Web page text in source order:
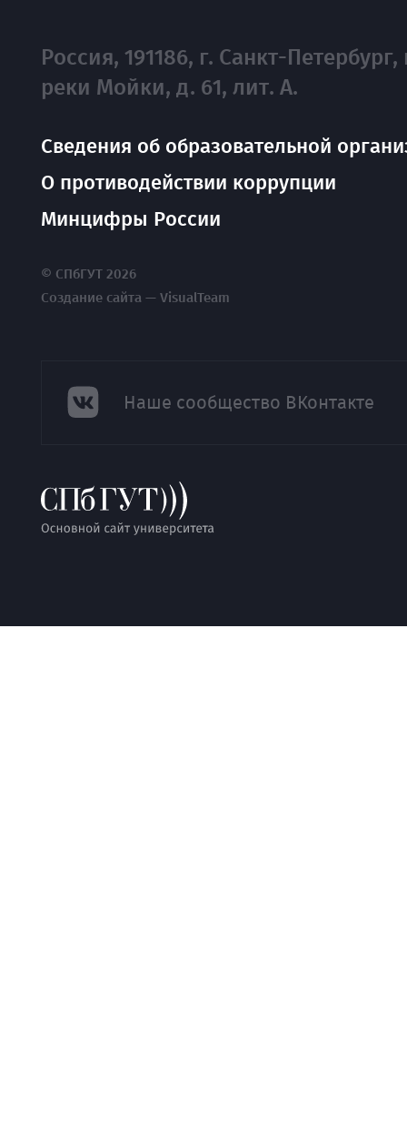
Россия, 191186, г. Санкт-Петербург,
реки Мойки, д. 61, лит. А.
Сведения об образовательной
О противодействии коррупции
Минцифры России
© СПбГУТ 2026
Создание сайта — VisualTeam
Наше сообщество ВКонтакте